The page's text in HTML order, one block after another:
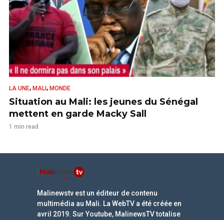
LA UNE, MALI, MONDE
Situation au Mali: les jeunes du Sénégal
mettent en garde Macky Sall
1 min read
Malinewstv est un éditeur de contenu
multimédia au Mali. La WebTV a été créée en
avril 2019. Sur Youtube, MalinewsTV totalise